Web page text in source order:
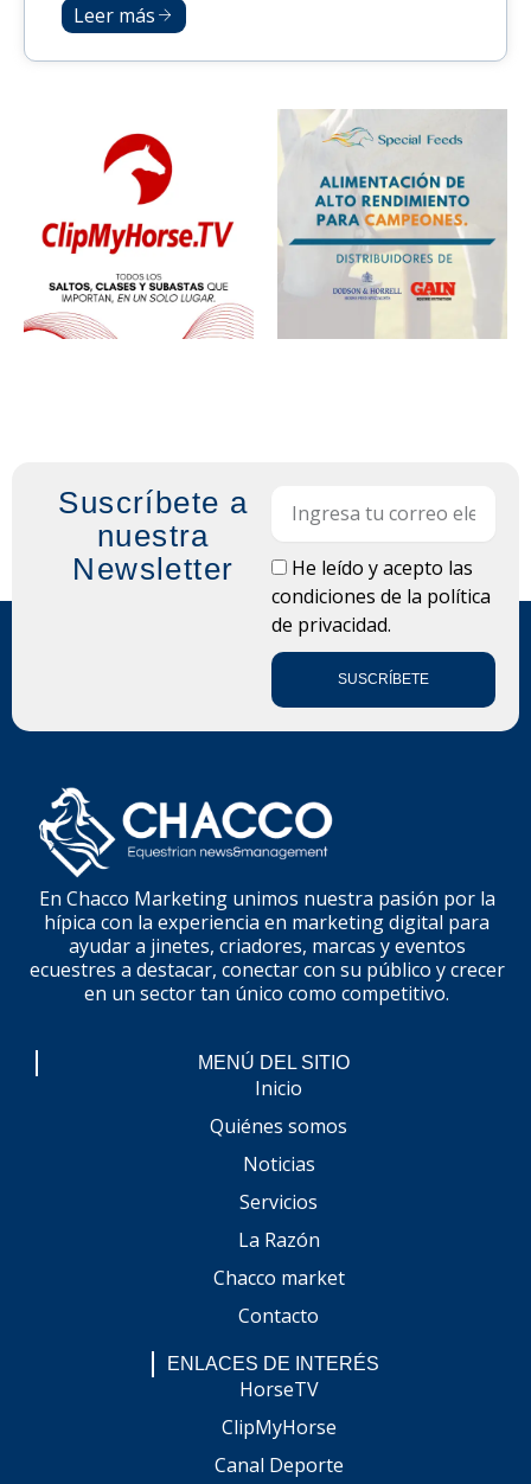
Leer más
Suscríbete a
nuestra
Newsletter
LOPDHe leído y acepto las
condiciones de la política
de privacidad.
SUSCRÍBETE
En Chacco Marketing unimos nuestra pasión por la
hípica con la experiencia en marketing digital para
ayudar a jinetes, criadores, marcas y eventos
ecuestres a destacar, conectar con su público y crecer
en un sector tan único como competitivo.
MENÚ DEL SITIO
Inicio
Quiénes somos
Noticias
Servicios
La Razón
Chacco market
Contacto
ENLACES DE INTERÉS
HorseTV
ClipMyHorse
Canal Deporte